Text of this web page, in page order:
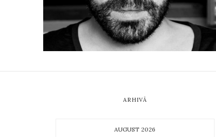
ARHIVĂ
AUGUST 2026